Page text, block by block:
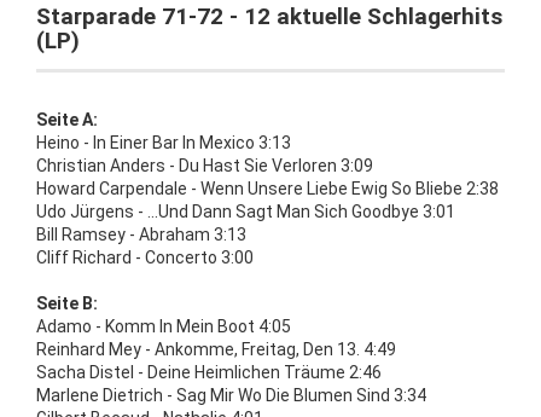
Starparade 71-72 - 12 aktuelle Schlagerhits
(LP)
Seite A:
Heino - In Einer Bar In Mexico 3:13
Christian Anders - Du Hast Sie Verloren 3:09
Howard Carpendale - Wenn Unsere Liebe Ewig So Bliebe 2:38
Udo Jürgens - ...Und Dann Sagt Man Sich Goodbye 3:01
Bill Ramsey - Abraham 3:13
Cliff Richard - Concerto 3:00
Seite B:
Adamo - Komm In Mein Boot 4:05
Reinhard Mey - Ankomme, Freitag, Den 13. 4:49
Sacha Distel - Deine Heimlichen Träume 2:46
Marlene Dietrich - Sag Mir Wo Die Blumen Sind 3:34